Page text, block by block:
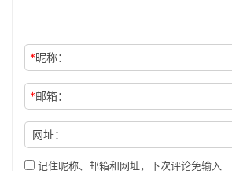
*昵称：
*邮箱：
网址：
记住昵称、邮箱和网址，下次评论免输入